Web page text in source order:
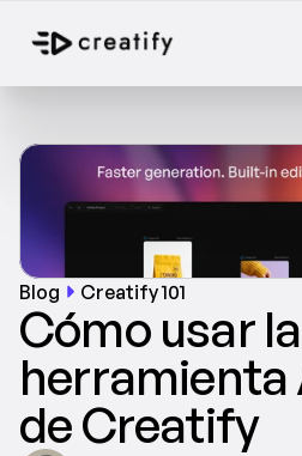
Blog Creatify 101
Cómo usar la
herramienta
de Creatify